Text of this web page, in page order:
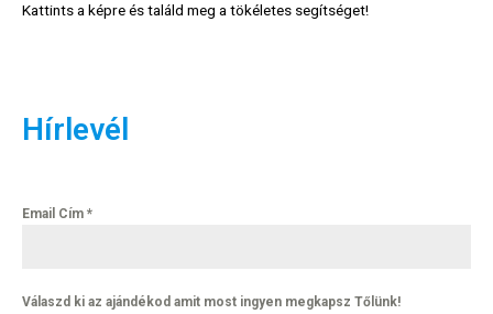
Kattints a képre és találd meg a tökéletes segítséget!
Hírlevél
Email Cím *
Válaszd ki az ajándékod amit most ingyen megkapsz Tőlünk!